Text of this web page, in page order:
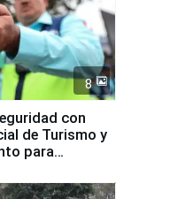
8
con
de Turismo y
para